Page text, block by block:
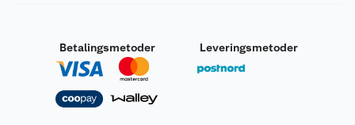
Betalingsmetoder Leveringsmetoder